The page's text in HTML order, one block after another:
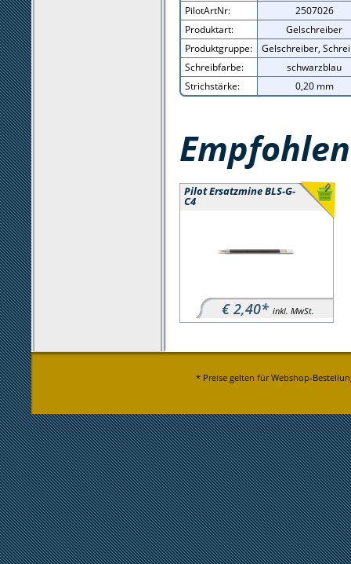
PilotArtNr:
2507026
Produktart:
Gelschreiber
Produktgruppe:
Gelschreiber,
Schreibfarbe:
schwarzblau
Strichstärke:
0,20 mm
Pilot Ersatzmine BLS-G-
C4
€ 2,40* inkl. MwSt.
* Preise gelten für Webshop-